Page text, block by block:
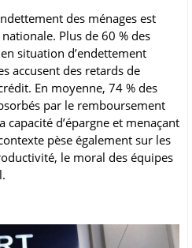
des ménages est
Plus de 60 % des
situation d’endettement
accusent des retards de
En moyenne, 74 % des
par le remboursement
d’épargne et menaçant
pèse également sur les
le moral des équipes